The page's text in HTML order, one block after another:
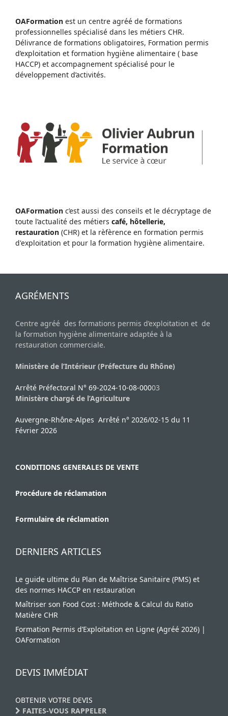
OAFormation est un centre agréé de formations
professionnelles spécialisé dans les métiers CHR.
Délivrance de formations obligatoires, Formation permis
d’exploitation et formation hygiène alimentaire ( base
HACCP) et accompagnement spécialisé pour le
développement d’activités.
OAFormation c’est aussi des conseils et le décryptage de
toute l’actualité des métiers café, hôtellerie,
restauration (CHR) et la rèfèrence en formation permis
d'exploitation et pour la formation hygiène alimentaire.
AGRÉMENTS
Centre agréé des formations permis d’exploitation et de
la formation hygiène alimentaire adaptée à la
restauration commerciale.
Ministère de l’Intérieur (Préfecture du Rhône)
Arrêté Préfectoral N° 69-2024-10-08-00003
Ministère chargé de l’Agriculture
Auvergne-Rhône-Alpes Arrêté n° 2026/02-15 du 11
Février 2026
CONDITIONS GENERALES DE VENTE
Procédure de réclamation
Formulaire de réclamation
DERNIERS ARTICLES
Le guide ultime du Plan de Maîtrise Sanitaire (PMS) et
des normes HACCP en restauration
Maîtriser son Food Cost : Méthode & Calcul du Ratio
Matière CHR
Formation Permis d’Exploitation en Ligne (Agréé 2026) |
OAFormation
DEVIS IMMÉDIAT
OBTENIR VOTRE DEVIS
FAITES-VOUS RAPPELER